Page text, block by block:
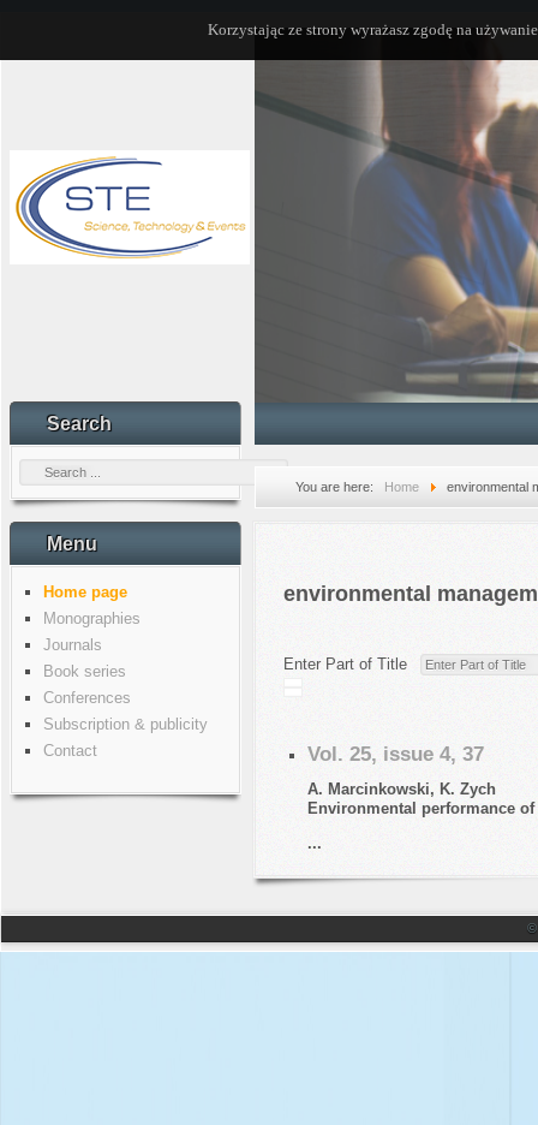
Korzystając ze strony wyrażasz zgodę na
Search
Menu
Home page
Monographies
Journals
Book series
Conferences
Subscription & publicity
Contact
You are here: Home environmental
environmental
Enter Part of Title
Vol. 25, issue 4, 37
A. Marcinkowski, K. Zych
Environmental performance
...
©